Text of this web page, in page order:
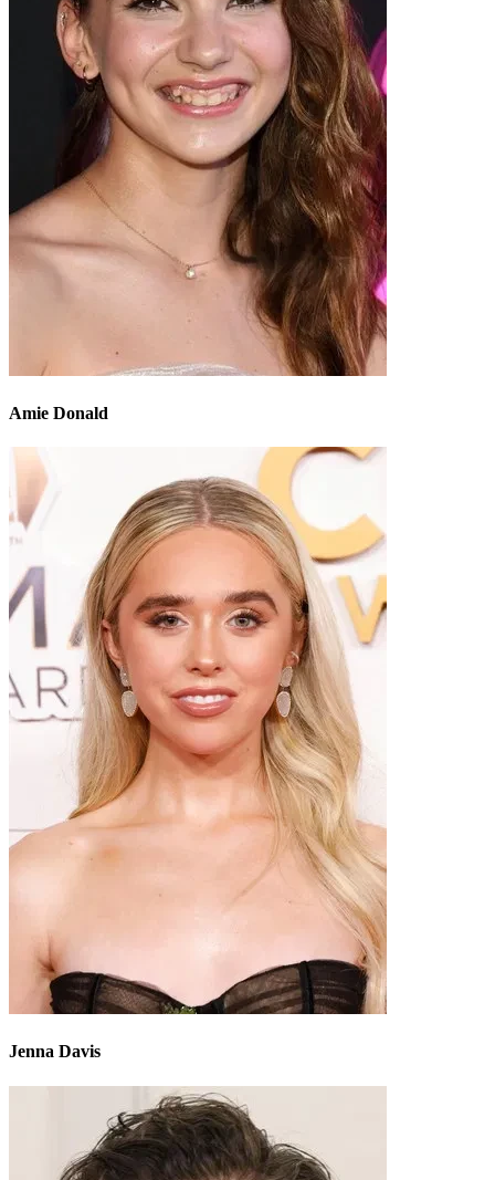
Amie Donald
Jenna Davis